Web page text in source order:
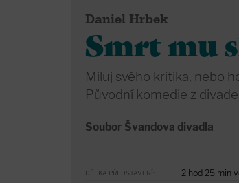
Daniel Hrbek
Smrt mu
Miluj svého kritika, nebo
Původní komedie z
Soubor Švandova divadla
DÉLKA PŘEDSTAVENÍ: 2 hod 25 min